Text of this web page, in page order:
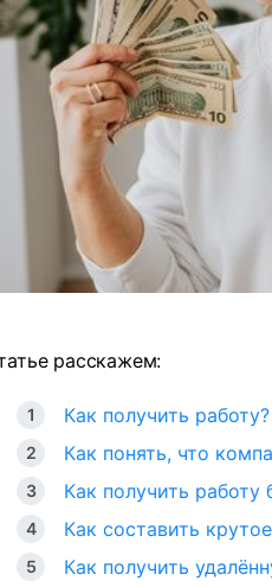
расскажем:
Как получить
Как понять, что
Как получить работу
Как составить
Как получить